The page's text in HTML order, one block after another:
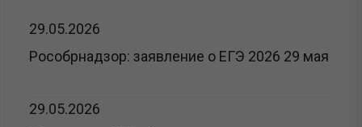
29.05.2026
Рособрнадзор: заявление о ЕГЭ 2026 29 мая
29.05.2026